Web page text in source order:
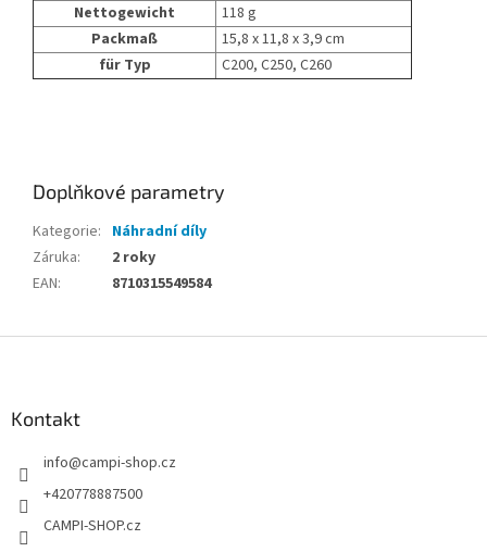
Nettogewicht
118 g
Packmaß
15,8 x 11,8 x 3,9 cm
für Typ
C200, C250, C260
Doplňkové parametry
Kategorie: Náhradní díly
Záruka:
2 roky
EAN: 8710315549584
Kontakt
info@campi-shop.cz
+420778887500
CAMPI-SHOP.cz